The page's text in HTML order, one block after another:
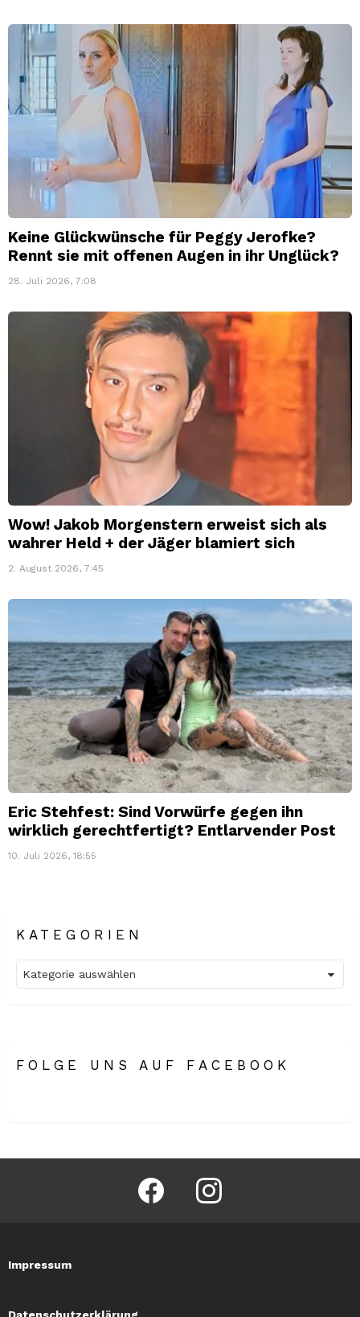
Keine Glückwünsche für Peggy Jerofke?
Rennt sie mit offenen Augen in ihr Unglück?
28. Juli 2026, 7:08
Wow! Jakob Morgenstern erweist sich als
wahrer Held + der Jäger blamiert sich
2. August 2026, 7:45
Eric Stehfest: Sind Vorwürfe gegen ihn
wirklich gerechtfertigt? Entlarvender Post
10. Juli 2026, 18:55
KATEGORIEN
FOLGE UNS AUF FACEBOOK
facebook instagram
Impressum